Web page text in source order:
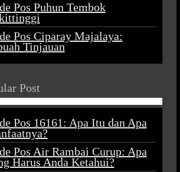
Pos Puhun Tembok
Pos Ciparay Majalaya:
Tinjauan
Post
Pos 16161: Apa Itu dan Apa
Pos Air Rambai Curup: Apa
Harus Anda Ketahui?